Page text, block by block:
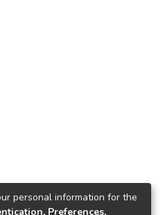
personal information for the
Preferences,